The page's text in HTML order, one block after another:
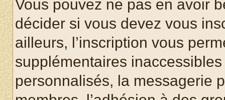
Vous pouvez ne pas en avoir
décider si vous devez vous
ailleurs, l’inscription vous
supplémentaires
personnalisés, la messagerie